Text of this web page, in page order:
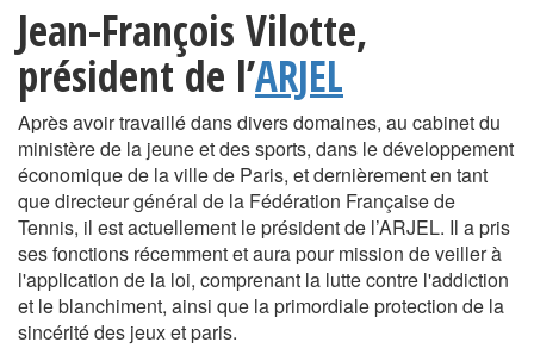
Jean-François Vilotte,
président de l’ARJEL
Après avoir travaillé dans divers domaines, au cabinet du
ministère de la jeune et des sports, dans le développement
économique de la ville de Paris, et dernièrement en tant
que directeur général de la Fédération Française de
Tennis, il est actuellement le président de l’ARJEL. Il a pris
ses fonctions récemment et aura pour mission de veiller à
l'application de la loi, comprenant la lutte contre l'addiction
et le blanchiment, ainsi que la primordiale protection de la
sincérité des jeux et paris.